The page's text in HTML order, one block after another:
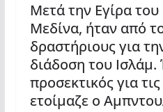
Μετά την Εγίρα
Μεδίνα, ήταν από
δραστήριους για
διάδοση του
προσεκτικός για
ετοίμαζε ο